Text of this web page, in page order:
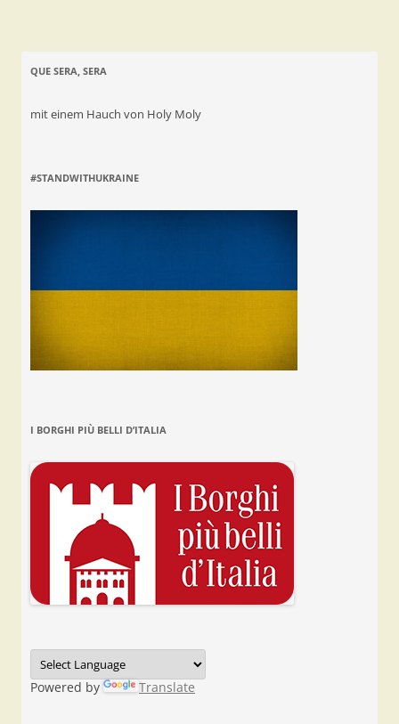
QUE SERA, SERA
mit einem Hauch von Holy Moly
#STANDWITHUKRAINE
I BORGHI PIÙ BELLI D’ITALIA
Powered by Translate